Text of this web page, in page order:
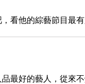
看他的綜藝節目最
最好的藝人，從來不